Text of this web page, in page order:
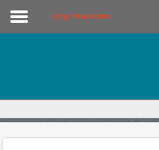
Vorige Newsletters